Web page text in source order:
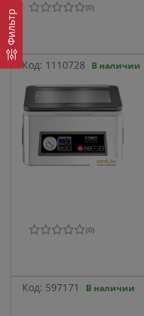
Фильтр
(0)
Код: 1110728 В наличии
(0)
Код: 597171 В наличии